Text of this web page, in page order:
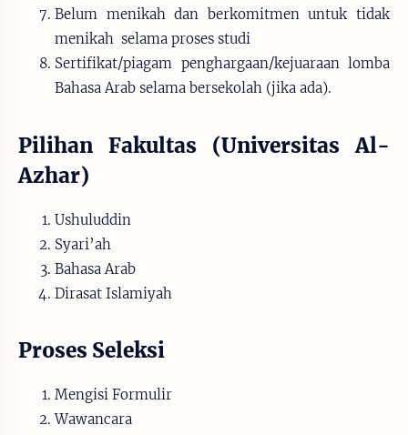
Belum menikah dan berkomitmen untuk tidak
menikah selama proses studi
Sertifikat/piagam penghargaan/kejuaraan lomba
Bahasa Arab selama bersekolah (jika ada).
Pilihan Fakultas (Universitas Al-
Azhar)
Ushuluddin
Syari’ah
Bahasa Arab
Dirasat Islamiyah
Proses Seleksi
Mengisi Formulir
Wawancara